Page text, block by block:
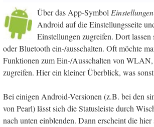
Über das App-SymbolEinstellungen
Android auf die Einstellungsseite
Einstellungen zugreifen. Dort
oder Bluetooth ein-/ausschalten. Oft möchte
Funktionen zum Ein-/Ausschalten von
zugreifen. Hier ein kleiner Überblick, was
Bei einigen Android-Versionen (z.B. bei den
von Pearl) lässt sich die Statusleiste durch
nach unten einblenden. Dann erscheint die hier